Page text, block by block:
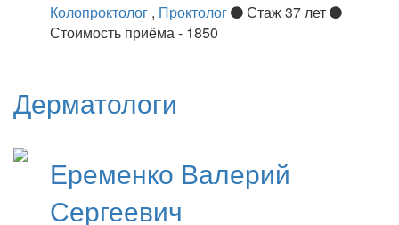
Колопроктолог , Проктолог
Стаж 37 лет
Стоимость приёма - 1850
Дерматологи
Еременко Валерий
Сергеевич